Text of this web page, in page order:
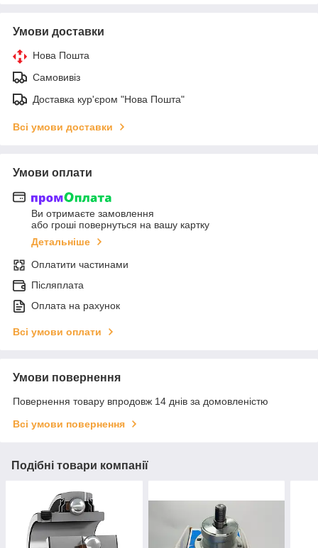
Умови доставки
Нова Пошта
Самовивіз
Доставка кур'єром "Нова Пошта"
Всі умови доставки
Умови оплати
Ви отримаєте замовлення
або гроші повернуться на вашу картку
Детальніше
Оплатити частинами
Післяплата
Оплата на рахунок
Всі умови оплати
Умови повернення
Повернення товару впродовж 14 днів за домовленістю
Всі умови повернення
Подібні товари компанії